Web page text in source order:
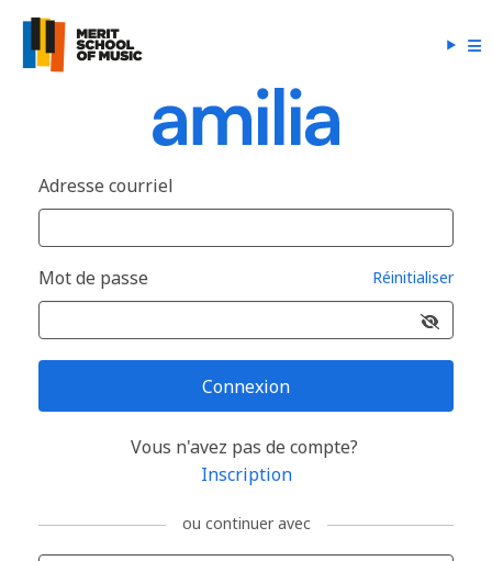
Adresse courriel
Mot de passe Réinitialiser
Connexion
Vous n'avez pas de compte?
Inscription
ou continuer avec